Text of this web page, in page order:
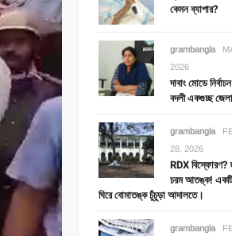
কেমন ব্যাপার?
grambangla
2026
দাবাং মোডে
বদলী একগুচ্ছ
grambangla
28, 2026
RDX বিস্ফোরণ?
চরম আতঙ্ক!
ঘিরে বোমাতঙ্ক চুঁচুড়া আদালতে।
grambangla